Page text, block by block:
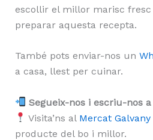
escollir el millor marisc
preparar aquesta recepta.
També pots enviar-nos un
a casa, llest per cuinar.
Segueix-nos i escriu-nos a
Visita’ns al Mercat Galvany
producte del bo i millor.